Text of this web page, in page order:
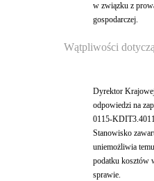
w związku z
gospodarczej.
Wątpliwości
Dyrektor
odpowiedzi na
0115-
Stanowisko
uniemożliwia
podatku kosztów
sprawie.